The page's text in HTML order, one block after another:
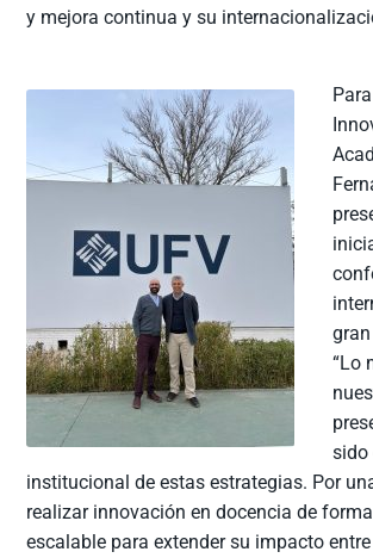
y mejora continua y su
“Lo
sido
institucional de estas estrategias. Por
realizar innovación en docencia de
escalable para extender su impacto